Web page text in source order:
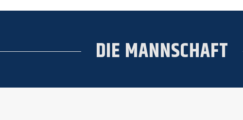
DIE MANNSCHAFT